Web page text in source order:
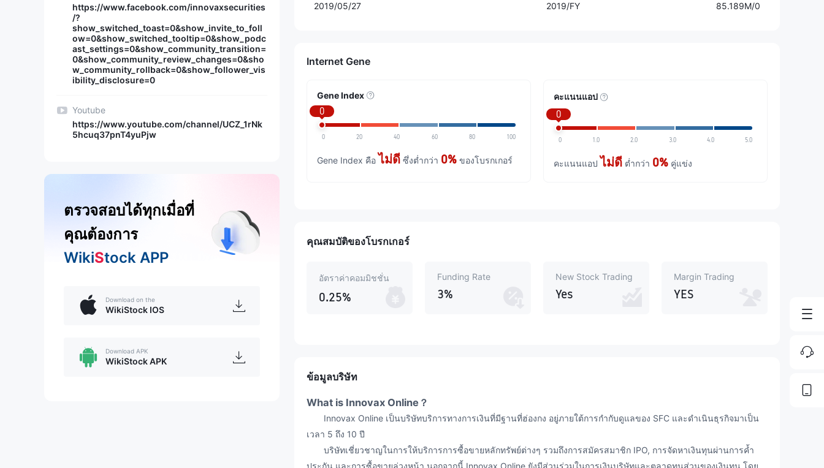
https://www.facebook.com/innovaxsecurities
/?
show_switched_toast=0&show_invite_to_foll
ow=0&show_switched_tooltip=0&show_podc
ast_settings=0&show_community_transition=
0&show_community_review_changes=0&sho
w_community_rollback=0&show_follower_vis
ibility_disclosure=0
Youtube
https://www.youtube.com/channel/UCZ_1rNk
5hcuq37pnT4yuPjw
ตรวจสอบได้ทุกเมื่อที่
คุณต้องการ
WikiStock APP
Download on the
WikiStock IOS
Download APK
WikiStock APK
2019/05/27 2019/FY 85.189M/0
Internet Gene
Gene Index
0
0 20 40 60 80 100
Gene Index คือ ไม่ดี ซึ่งต่ำกว่า 0% ของโบรกเกอร์
คะแนนแอป
0
0 1.0 2.0 3.0 4.0 5.0
คะแนนแอป ไม่ดี ต่ำกว่า 0% คู่แข่ง
คุณสมบัติของโบรกเกอร์
อัตราค่าคอมมิชชั่น
0.25%
Funding Rate
3%
New Stock Trading
Yes
Margin Trading
YES
ข้อมูลบริษัท
What is Innovax Online？
Innovax Online เป็นบริษัทบริการทางการเงินที่มีฐานที่ฮ่องกง อยู่ภายใต้การกำกับดูแลของ SFC และดำเนินธุรกิจมาเป็น
เวลา 5 ถึง 10 ปี
บริษัทเชี่ยวชาญในการให้บริการการซื้อขายหลักทรัพย์ต่างๆ รวมถึงการสมัครสมาชิก IPO, การจัดหาเงินทุนผ่านการค้ำ
ประกัน และการซื้อขายล่วงหน้า นอกจากนี้ Innovax Online ยังมีส่วนร่วมในการเงินบริษัทและตลาดทุนส่วนของเงินทุน โดย